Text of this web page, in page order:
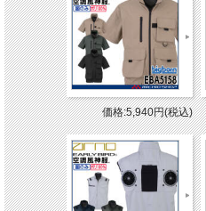
価格:5,940円(税込)